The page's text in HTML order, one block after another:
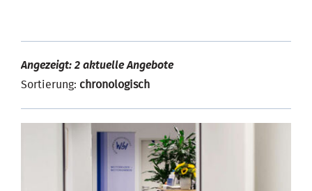
Angezeigt: 2 aktuelle Angebote
Sortierung: chronologisch